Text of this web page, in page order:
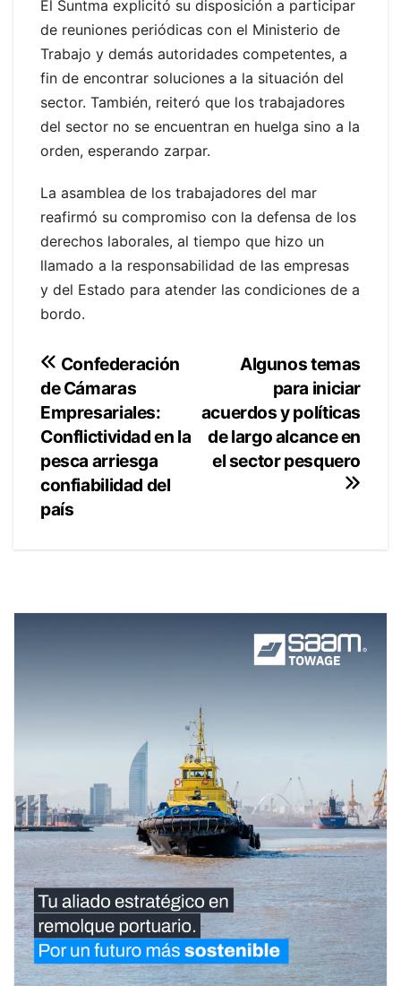
El Suntma explicitó su disposición a participar
de reuniones periódicas con el Ministerio de
Trabajo y demás autoridades competentes, a
fin de encontrar soluciones a la situación del
sector. También, reiteró que los trabajadores
del sector no se encuentran en huelga sino a la
orden, esperando zarpar.
La asamblea de los trabajadores del mar
reafirmó su compromiso con la defensa de los
derechos laborales, al tiempo que hizo un
llamado a la responsabilidad de las empresas
y del Estado para atender las condiciones de a
bordo.
Navegación
de
entradas
Algunos temas
para iniciar
acuerdos y políticas
de largo alcance en
el sector pesquero
Confederación
de Cámaras
Empresariales:
Conflictividad en la
pesca arriesga
confiabilidad del
país